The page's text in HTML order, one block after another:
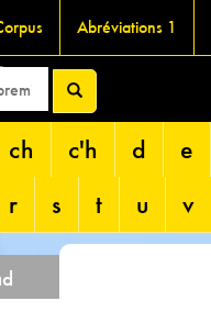
Abréviations 1
ch c'h d
e
r s t u v